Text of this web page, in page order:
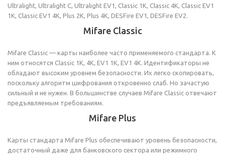
Ultralight, Ultralight C, Ultralight EV1, Classic 1K, Classic 4K, Classic EV1
1K, Classic EV1 4K, Plus 2K, Plus 4K, DESFire EV1, DESFire EV2.
Mifare Classic
Mifare Classic — карты наиболее часто применяемого стандарта. К
ним относятся Classic 1K, 4K, EV1 1K, EV1 4K. Идентификаторы не
обладают высоким уровнем безопасности. Их легко скопировать,
поскольку алгоритм шифрования откровенно слаб. Но зачастую
сильный и не нужен. В большинстве случаев Mifare Classic отвечают
предъявляемым требованиям.
Mifare Plus
Карты стандарта Mifare Plus обеспечивают уровень безопасности,
достаточный даже для банковского сектора или режимного